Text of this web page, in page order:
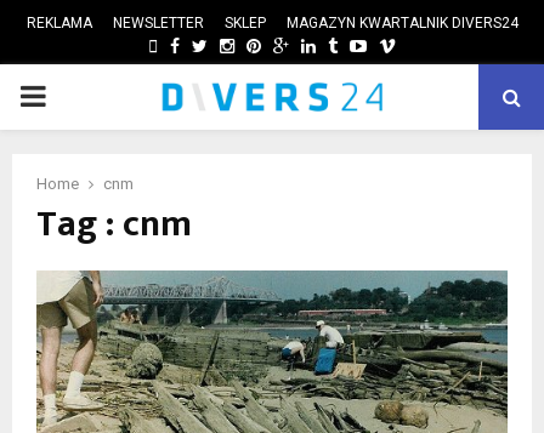
REKLAMA NEWSLETTER SKLEP MAGAZYN KWARTALNIK DIVERS24
FACEBOOK
TWITTER
INSTAGRAM
PINTEREST
GOOGLE
LINKEDIN
TUMBLRYOUTUBE
VIMEO
PRIMARY
Home cnm
Tag : cnm